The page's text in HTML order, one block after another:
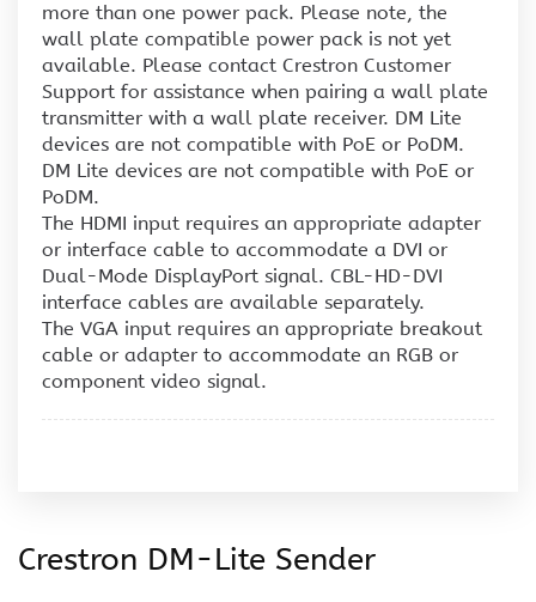
more than one power pack. Please note, the
wall plate compatible power pack is not yet
available. Please contact Crestron Customer
Support for assistance when pairing a wall plate
transmitter with a wall plate receiver. DM Lite
devices are not compatible with PoE or PoDM.
DM Lite devices are not compatible with PoE or
PoDM.
The HDMI input requires an appropriate adapter
or interface cable to accommodate a DVI or
Dual-Mode DisplayPort signal. CBL-HD-DVI
interface cables are available separately.
The VGA input requires an appropriate breakout
cable or adapter to accommodate an RGB or
component video signal.
Crestron DM-Lite Sender